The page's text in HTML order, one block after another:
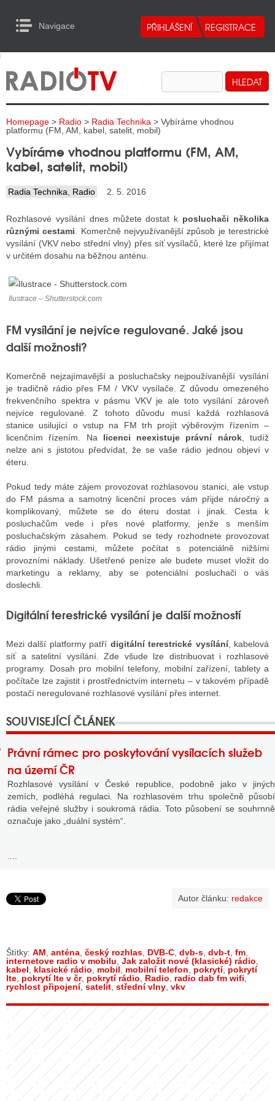
Navigace
RADIA
TELEVIZE
INTERNET
TISK
RADIA
RÁDIÍ
RÁDIÍ
INTERNET
RÁDIA
STRÁNKY RÁDIÍ
TISK
STÁT BLOGEREM
BLOGERA
STARŠÍCH DISKUZÍ
to Content
Homepage > Radio > Radia Technika > Vybíráme vhodnou
platformu (FM, AM, kabel, satelit, mobil)
Vybíráme vhodnou platformu (FM, AM,
kabel, satelit, mobil)
Radia Technika Radio 2. 5. 2016
Rozhlasové vysílání dnes můžete dostat k posluchači několika
různými cestami . Komerčně nejvyužívanější způsob je terestrické
vysílání (VKV nebo střední vlny) přes síť vysílačů, které lze přijímat
v určitém dosahu na běžnou anténu.
Ilustrace – Shutterstock.com
FM vysílání je nejvíce regulované. Jaké jsou
další možnosti?
Komerčně nejzajímavější a posluchačsky nejpoužívanější vysílání
je tradičně rádio přes FM / VKV vysílače. Z důvodu omezeného
frekvenčního spektra v pásmu VKV je ale toto vysílání zároveň
nejvíce regulované. Z tohoto důvodu musí každá rozhlasová
stanice usilující o vstup na FM trh projít výběrovým řízením –
licenčním řízením. Na licenci neexistuje právní nárok, tudíž
nelze ani s jistotou předvídat, že se vaše rádio jednou objeví v
éteru.
Pokud tedy máte zájem provozovat rozhlasovou stanici, ale vstup
do FM pásma a samotný licenční proces vám přijde náročný a
komplikovaný, můžete se do éteru dostat i jinak. Cesta k
posluchačům vede i přes nové platformy, jenže s menším
posluchačským zásahem. Pokud se tedy rozhodnete provozovat
rádio jinými cestami, můžete počítat s potenciálně nižšími
provozními náklady. Ušetřené peníze ale budete muset vložit do
marketingu a reklamy, aby se potenciální posluchači o vás
doslechli.
Digitální terestrické vysílání je další možností
Mezi další platformy patří digitální terestrické vysílání, kabelová
síť a satelitní vysílání. Zde všude lze distribuovat i rozhlasové
programy. Dosah pro mobilní telefony, mobilní zařízení, tablety a
počítače lze zajistit i prostřednictvím internetu – v takovém případě
postačí neregulované rozhlasové vysílání přes internet.
Právní rámec pro poskytování vysílacích služeb
na území ČR
Rozhlasové vysílání v České republice, podobně jako v jiných
zemích, podléhá regulaci. Na rozhlasovém trhu společně působí
rádia veřejné služby i soukromá rádia. Toto působení se souhrnně
označuje jako „duální systém“.
Autor článku: redakce
Štítky: AM anténa český rozhlas DVB-C dvb-s dvb-t fm
internetove radio v mobilu Jak založit nové (klasické) rádio
kabel
klasické rádio mobil mobilní telefon pokrytí, pokrytí
lte pokrytí lte v čr, pokrytí rádio Radio radio dab fm wifi
rychlost připojení, satelit střední vlny vkv